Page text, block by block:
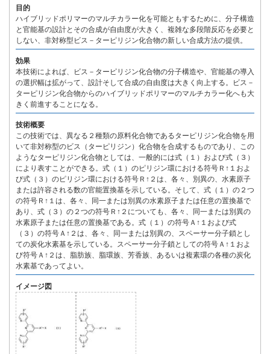
目的
ハイブリッドポリマーのマルチカラー化を可能ともするために、分子構造
と官能基の設計とその合成が自由度が大きく、複雑な多段階反応を必要と
しない、非対称型ビス－ターピリジン化合物の新しい合成方法の提供。
効果
本技術によれば、ビス－ターピリジン化合物の分子構造や、官能基の導入
の選択幅は拡がって、設計そして合成の自由度は大きく向上する。ビス－
ターピリジン化合物からのハイブリッドポリマーのマルチカラー化へも大
きく前進することになる。
技術概要
この技術では、異なる２種類の原料化合物であるターピリジン化合物を用
いて非対称型のビス（ターピリジン）化合物を合成するものであり、この
ようなターピリジン化合物としては、一般的には式（１）および式（３）
により表すことができる。式（１）のピリジン環における符号Ｒ↑１およ
び式（３）のピリジン環における符号Ｒ↑２は、各々、別異の、水素原子
または許容される数の官能置換基を示している。そして、式（１）の２つ
の符号Ｒ↑１は、各々、同一または別異の水素原子または任意の置換基で
あり、式（３）の２つの符号Ｒ↑２についても、各々、同一または別異の
水素原子または任意の置換基である。式（１）の符号Ａ↑１および式
（３）の符号Ａ↑２は、各々、同一または別異の、スペーサー分子鎖とし
ての炭化水素基を示している。スペーサー分子鎖としての符号Ａ↑１およ
び符号Ａ↑２は、脂肪族、脂環族、芳香族、あるいは複素環の各種の炭化
水素基であってよい。
イメージ図